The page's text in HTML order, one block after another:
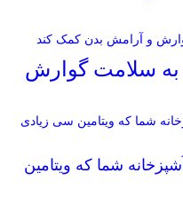
به سلامت گوارش
شما که ویتامین